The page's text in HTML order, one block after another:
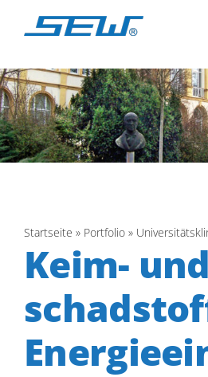
Inhalt
Startseite » Portfolio»
Keim- und